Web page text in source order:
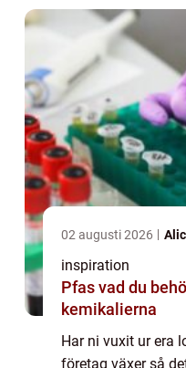
02 augusti 2026
inspiration
Pfas vad du behöver veta om de eviga
kemikalierna
Har ni vuxit ur era
företag växer så